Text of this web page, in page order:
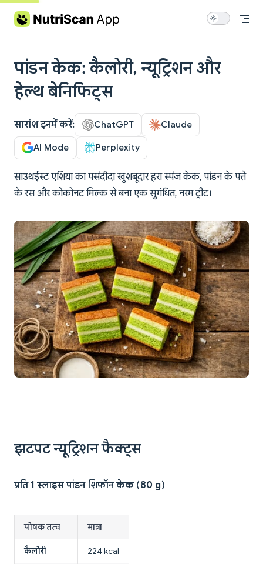
Skip to content
पांडन केक: कैलोरी, न्यूट्रिशन और
हेल्थ बेनिफिट्स
सारांश इनमें करें: ChatGPT Claude
AI Mode Perplexity
साउथईस्ट एशिया का पसंदीदा खुशबूदार हरा स्पंज केक, पांडन के पत्ते
के रस और कोकोनट मिल्क से बना एक सुगंधित, नरम ट्रीट।
झटपट न्यूट्रिशन फैक्ट्स
प्रति 1 स्लाइस पांडन शिफॉन केक (80 g)
पोषक तत्व मात्रा
कैलोरी 224 kcal